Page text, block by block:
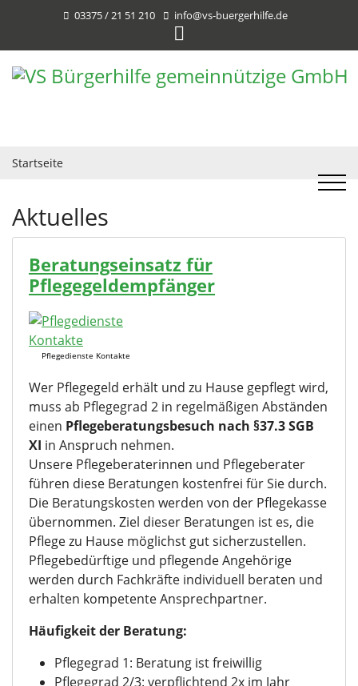
03375 / 21 51 210 info@vs-buergerhilfe.de
Startseite
Aktuelles
Beratungseinsatz für
Pflegegeldempfänger
Pflegedienste Kontakte
Wer Pflegegeld erhält und zu Hause gepflegt wird,
muss ab Pflegegrad 2 in regelmäßigen Abständen
einen Pflegeberatungsbesuch nach §37.3 SGB
XI in Anspruch nehmen.
Unsere Pflegeberaterinnen und Pflegeberater
führen diese Beratungen kostenfrei für Sie durch.
Die Beratungskosten werden von der Pflegekasse
übernommen. Ziel dieser Beratungen ist es, die
Pflege zu Hause möglichst gut sicherzustellen.
Pflegebedürftige und pflegende Angehörige
werden durch Fachkräfte individuell beraten und
erhalten kompetente Ansprechpartner.
Häufigkeit der Beratung:
Pflegegrad 1: Beratung ist freiwillig
Pflegegrad 2/3: verpflichtend 2x im Jahr